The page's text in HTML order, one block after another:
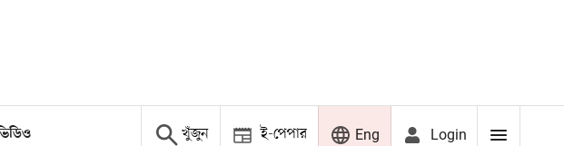
খুঁজুন ই-পেপার Eng Login